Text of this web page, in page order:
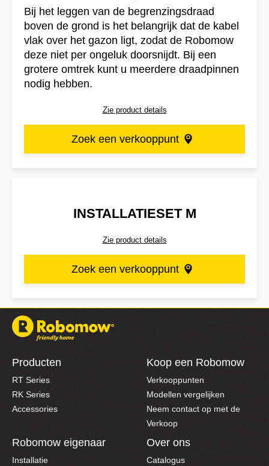
Bij het leggen van de begrenzingsdraad
boven de grond is het belangrijk dat de kabel
vlak over het gazon ligt, zodat de Robomow
deze niet per ongeluk doorsnijdt. Bij een
grotere omtrek kunt u meerdere draadpinnen
nodig hebben.
Zie product details
Zoek een verkooppunt
INSTALLATIESET M
Zie product details
Zoek een verkooppunt
Producten
RT Series
RK Series
Accessories
Koop een Robomow
Verkooppunten
Modellen vergelijken
Neem contact op met de
Verkoop
Robomow eigenaar
Installatie
Over ons
Catalogus